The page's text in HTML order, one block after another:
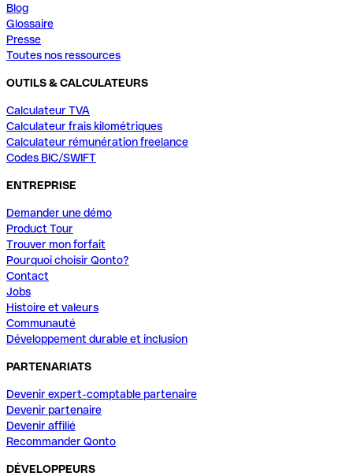
Blog
Glossaire
Presse
Toutes nos ressources
OUTILS & CALCULATEURS
Calculateur TVA
Calculateur frais kilométriques
Calculateur rémunération freelance
Codes BIC/SWIFT
ENTREPRISE
Demander une démo
Product Tour
Trouver mon forfait
Pourquoi choisir Qonto?
Contact
Jobs
Histoire et valeurs
Communauté
Développement durable et inclusion
PARTENARIATS
Devenir expert-comptable partenaire
Devenir partenaire
Devenir affilié
Recommander Qonto
DÉVELOPPEURS